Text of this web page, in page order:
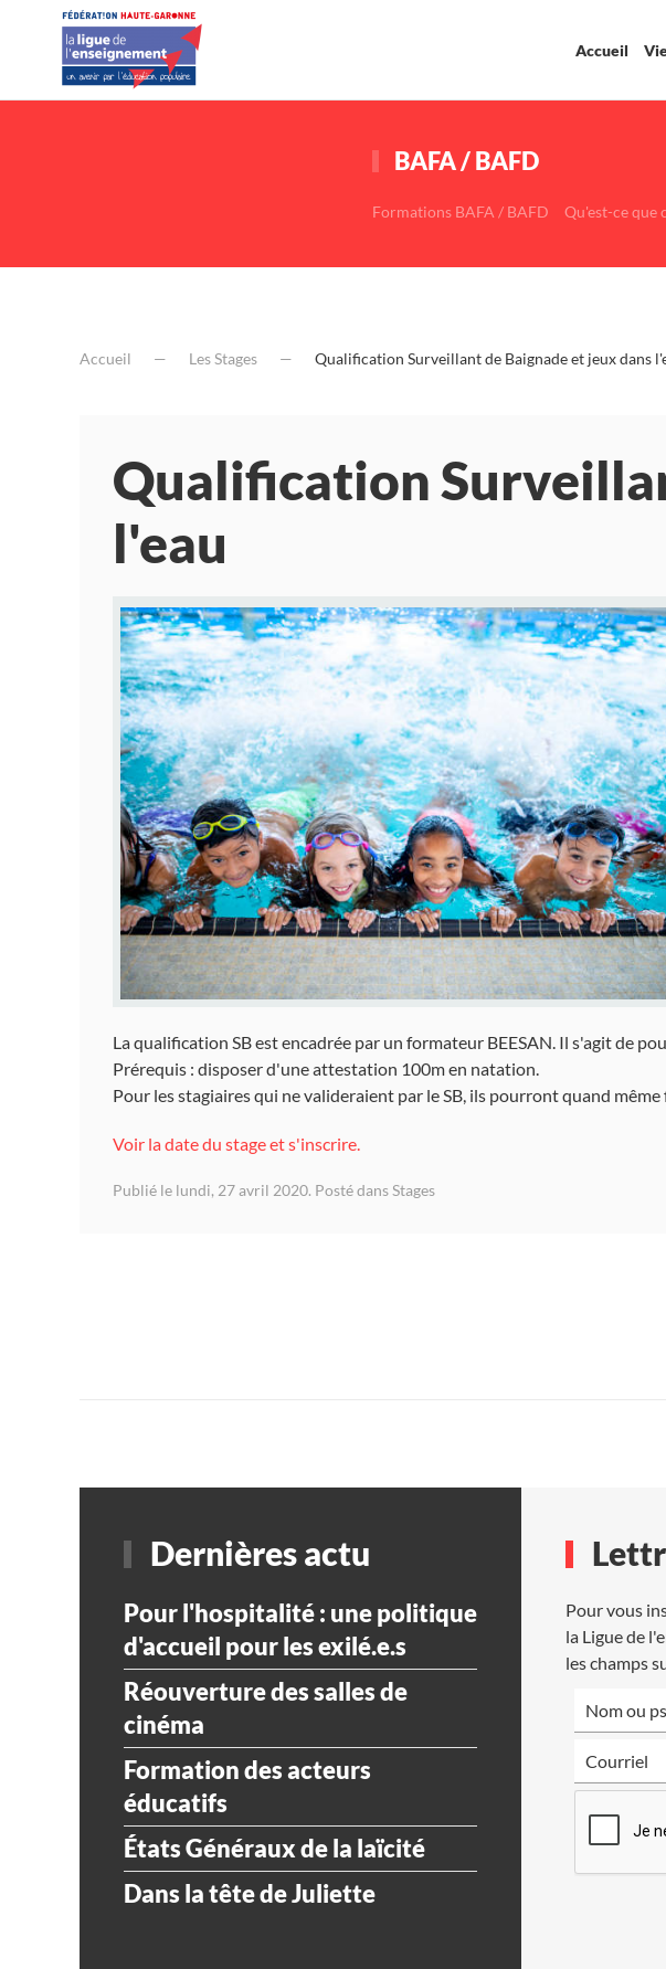
Accueil
BAFA / BAFD
Formations BAFA / BAFD Qu'est-ce que
Accueil Les Stages Qualification Surveillant de Baignade et jeux dans
Qualification
l'eau
La qualification SB est encadrée par un formateur BEESAN. Il s'agit de
Prérequis : disposer d'une attestation 100m en natation.
Pour les stagiaires qui ne valideraient par le SB, ils pourront quand
Voir la date du stage et s'inscrire.
Publié le lundi, 27 avril 2020. Posté dansStages
Dernières actu
Pour l'hospitalité : une politique
d'accueil pour les exilé.e.s
Réouverture des salles de
cinéma
Formation des acteurs
éducatifs
États Généraux de la laïcité
Dans la tête de Juliette
Pour vous
la Ligue de
les champs